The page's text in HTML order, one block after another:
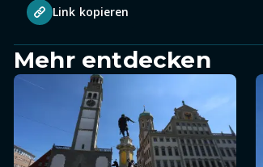
Link kopieren
Mehr entdecken